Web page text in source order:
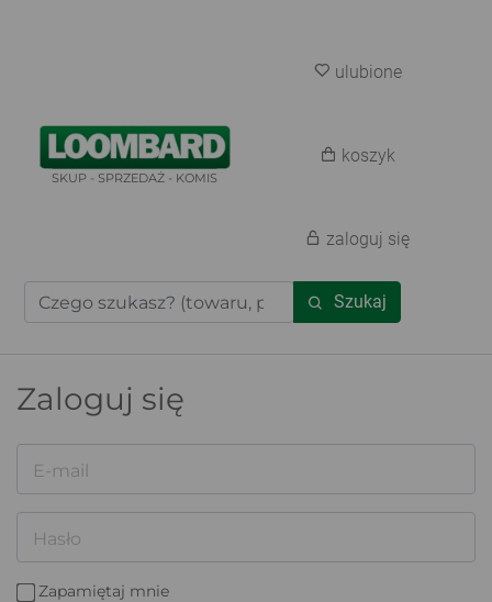
SKUP - SPRZEDAŻ - KOMIS
Szukaj
ulubione
koszyk
zaloguj się
Zaloguj się
E-mail
Hasło
Zapamiętaj mnie